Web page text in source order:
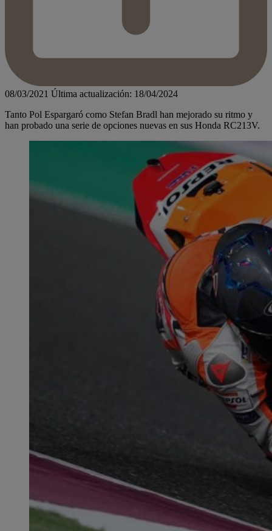
08/03/2021 Última actualización: 18/04/2024
Tanto Pol Espargaró como Stefan Bradl han mejorado su ritmo y
han probado una serie de opciones nuevas en sus Honda RC213V.